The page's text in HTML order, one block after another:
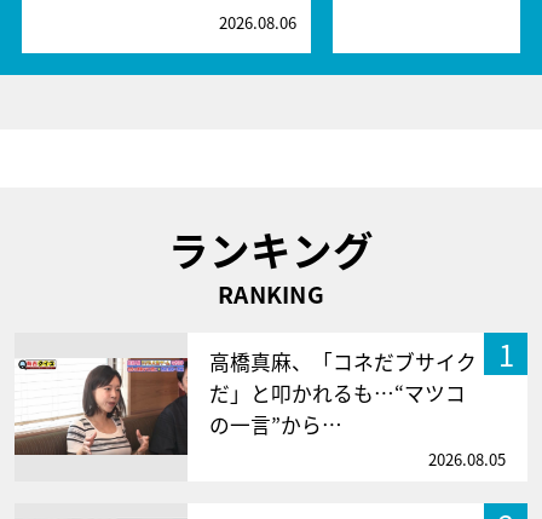
2026.08.06
ランキング
RANKING
1
高橋真麻、「コネだブサイク
だ」と叩かれるも…“マツコ
の一言”から…
2026.08.05